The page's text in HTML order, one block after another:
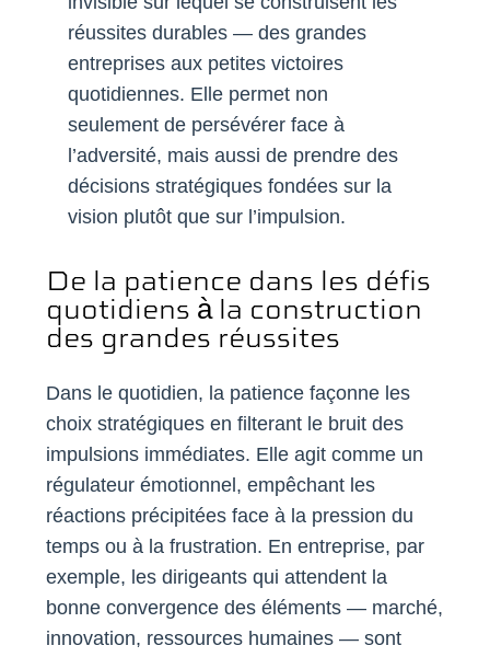
réussites durables — des grandes
entreprises aux petites victoires
quotidiennes. Elle permet non
seulement de persévérer face à
l’adversité, mais aussi de prendre des
décisions stratégiques fondées sur la
vision plutôt que sur l’impulsion.
De la patience dans les défis
quotidiens à la construction
des grandes réussites
Dans le quotidien, la patience façonne les
choix stratégiques en filterant le bruit des
impulsions immédiates. Elle agit comme un
régulateur émotionnel, empêchant les
réactions précipitées face à la pression du
temps ou à la frustration. En entreprise, par
exemple, les dirigeants qui attendent la
bonne convergence des éléments — marché,
innovation, ressources humaines — sont